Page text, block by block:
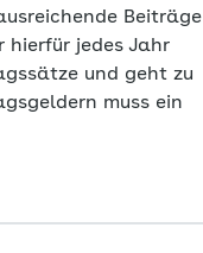
Beiträge
hierfür jedes Jahr
und geht zu
muss ein